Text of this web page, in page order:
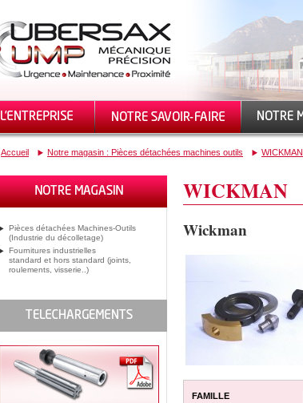
Accueil Notre magasin : Pièces détachées machines outils WICKMAN
Pièces détachées Machines-Outils
(Industrie du décolletage)
Fournitures industrielles
standard et hors standard (joints,
roulements, visserie..)
WICKMAN
Wickman
FAMILLE